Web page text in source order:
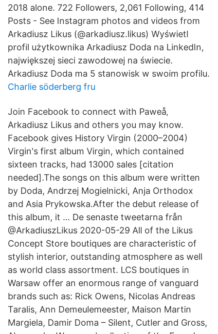
2018 alone. 722 Followers, 2,061 Following, 414
Posts - See Instagram photos and videos from
Arkadiusz Likus (@arkadiusz.likus) Wyświetl
profil użytkownika Arkadiusz Doda na LinkedIn,
największej sieci zawodowej na świecie.
Arkadiusz Doda ma 5 stanowisk w swoim profilu.
Charlie söderberg fru
Join Facebook to connect with Paweå‚
Arkadiusz Likus and others you may know.
Facebook gives History Virgin (2000–2004)
Virgin's first album Virgin, which contained
sixteen tracks, had 13000 sales [citation
needed].The songs on this album were written
by Doda, Andrzej Mogielnicki, Anja Orthodox
and Asia Prykowska.After the debut release of
this album, it … De senaste tweetarna från
@ArkadiuszLikus 2020-05-29 All of the Likus
Concept Store boutiques are characteristic of
stylish interior, outstanding atmosphere as well
as world class assortment. LCS boutiques in
Warsaw offer an enormous range of vanguard
brands such as: Rick Owens, Nicolas Andreas
Taralis, Ann Demeulemeester, Maison Martin
Margiela, Damir Doma – Silent, Cutler and Gross,